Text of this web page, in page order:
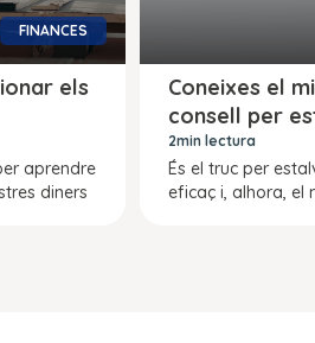
FINANCES
els
aprendre
diners
Coneixes el
consell per
2min lectura
És el truc per
eficaç i, alhora, el